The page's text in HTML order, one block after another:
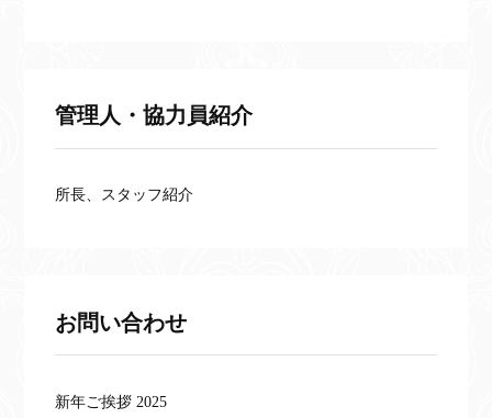
管理人・協力員紹介
所長、スタッフ紹介
お問い合わせ
新年ご挨拶 2025